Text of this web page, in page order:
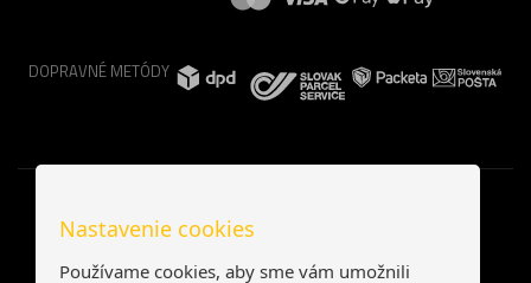
DOPRAVNÉ METÓDY
Nastavenie cookies
Používame cookies, aby sme vám umožnili